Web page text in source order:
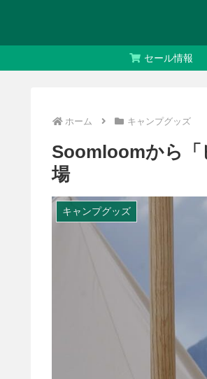
セール情報
ホーム キャンプグッズ
Soomloomから「
場
キャンプグッズ